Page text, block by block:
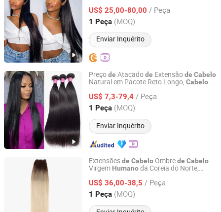
HumanoVirgem Natural do Vietnã para
Trança
US$ 25,00-80,00 / Peça
1 Peça (MOQ)
Enviar Inquérito
Guangdong, China Desde 2023
Preçode Atacadode Extensãode Cabelo
Natural em Pacote Reto Longo, Cabelo
Extensão Humana com Cutículas
Alinhadas na Mesma Direção, Tecelagem
deCabelopara Uso Diário
US$ 7,3-79,4 / Peça
1 Peça (MOQ)
Enviar Inquérito
Henan Rebecca Hair Products Co.,Ltd
Henan, China Desde 2024
Extensõesde Cabelo Ombrede Cabelo
Virgem Humanoda Coreia do Norte,
Cabelo
US$ 36,00-38,5 / Peça
1 Peça (MOQ)
Xuchang BeautyHair Fashion Co., Ltd.
Henan, China Desde 2004